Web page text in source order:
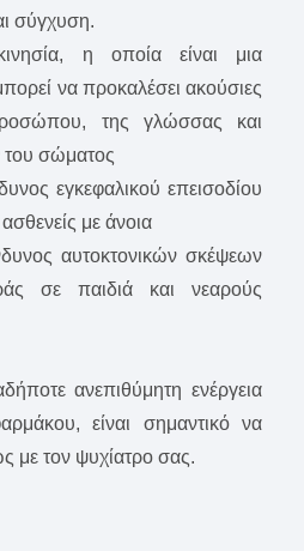
σύγχυση.
η οποία είναι μια
να προκαλέσει ακούσιες
της γλώσσας και
σώματος
εγκεφαλικού επεισοδίου
με άνοια
αυτοκτονικών σκέψεων
σε παιδιά και νεαρούς
ανεπιθύμητη ενέργεια
είναι σημαντικό να
με τον ψυχίατρο σας.